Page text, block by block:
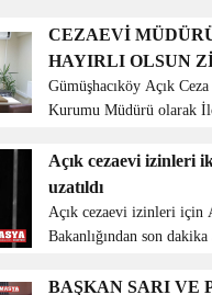
CEZAEVİ
HAYIRLI
Gümüşhacıköy Açık
Kurumu Müdürü olarak
Müftüsü Adem Verim,
Arif Aydınlı ve Vaiz Dr.
hayırlı olsun ziyareti...
Açık cezaevi izinleri
uzatıldı
Açık cezaevi izinleri için
Bakanlığından son dakika
cezaevlerindeki
BAŞKAN SARI VE